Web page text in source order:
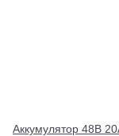
Аккумулятор 48В